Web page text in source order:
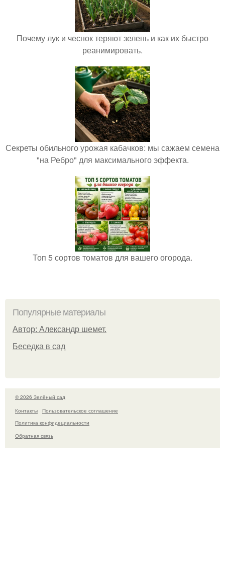
Почему лук и чеснок теряют зелень и как их быстро
реанимировать.
Секреты обильного урожая кабачков: мы сажаем семена
"на Ребро" для максимального эффекта.
Топ 5 сортов томатов для вашего огорода.
Популярные материалы
Автор: Александр шемет.
Беседка в сад
© 2026 Зелёный сад
Контакты
Пользовательское соглашение
Политика конфидециальности
Обратная связь